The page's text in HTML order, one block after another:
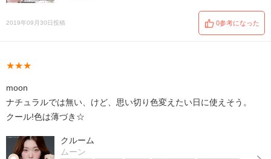
2019年09月30日投稿 0参考になった
★★★
moon
ナチュラルでは無い、けど、思い切り色変えたい日に使えそう。
クール!色は薄づき☆
クルーム
ムーン